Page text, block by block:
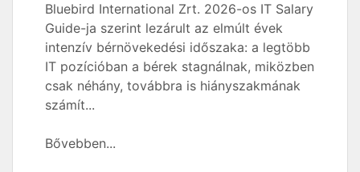
Bluebird International Zrt. 2026-os IT Salary
Guide-ja szerint lezárult az elmúlt évek
intenzív bérnövekedési időszaka: a legtöbb
IT pozícióban a bérek stagnálnak, miközben
csak néhány, továbbra is hiányszakmának
számít...
Bővebben...